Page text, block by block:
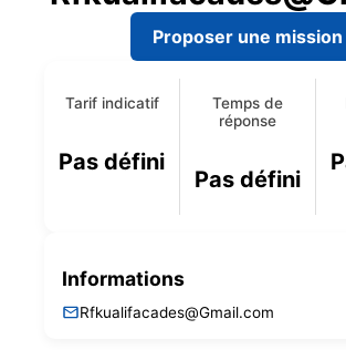
Proposer une mission
Tarif indicatif
Pas défini
Temps de
réponse
Pas défini
Informations
Rfkualifacades@Gmail.com